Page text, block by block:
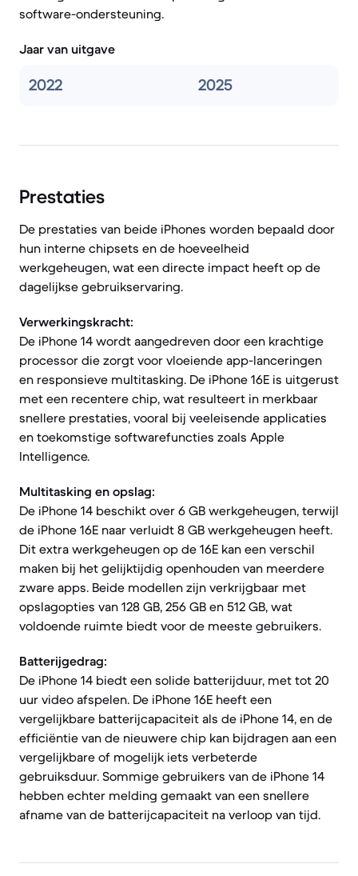
software-ondersteuning.
Jaar van uitgave
2022 2025
Prestaties
De prestaties van beide iPhones worden bepaald door
hun interne chipsets en de hoeveelheid
werkgeheugen, wat een directe impact heeft op de
dagelijkse gebruikservaring.
Verwerkingskracht:
De iPhone 14 wordt aangedreven door een krachtige
processor die zorgt voor vloeiende app-lanceringen
en responsieve multitasking. De iPhone 16E is uitgerust
met een recentere chip, wat resulteert in merkbaar
snellere prestaties, vooral bij veeleisende applicaties
en toekomstige softwarefuncties zoals Apple
Intelligence.
Multitasking en opslag:
De iPhone 14 beschikt over 6 GB werkgeheugen, terwijl
de iPhone 16E naar verluidt 8 GB werkgeheugen heeft.
Dit extra werkgeheugen op de 16E kan een verschil
maken bij het gelijktijdig openhouden van meerdere
zware apps. Beide modellen zijn verkrijgbaar met
opslagopties van 128 GB, 256 GB en 512 GB, wat
voldoende ruimte biedt voor de meeste gebruikers.
Batterijgedrag:
De iPhone 14 biedt een solide batterijduur, met tot 20
uur video afspelen. De iPhone 16E heeft een
vergelijkbare batterijcapaciteit als de iPhone 14, en de
efficiëntie van de nieuwere chip kan bijdragen aan een
vergelijkbare of mogelijk iets verbeterde
gebruiksduur. Sommige gebruikers van de iPhone 14
hebben echter melding gemaakt van een snellere
afname van de batterijcapaciteit na verloop van tijd.